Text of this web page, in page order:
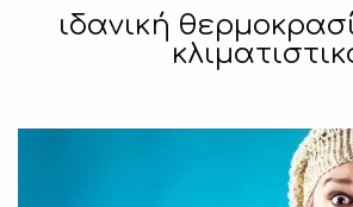
ιδανική